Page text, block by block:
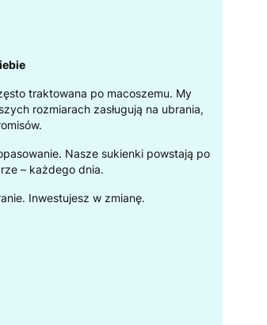
traktowana po macoszemu. My
rozmiarach zasługują na ubrania,
Nasze sukienki powstają po
– każdego dnia.
Inwestujesz w zmianę.